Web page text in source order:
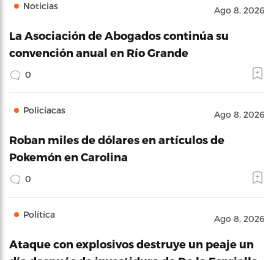
Noticias Ago 8, 2026
La Asociación de Abogados continúa su
convención anual en Río Grande
0
Policíacas Ago 8, 2026
Roban miles de dólares en artículos de
Pokemón en Carolina
0
Política Ago 8, 2026
Ataque con explosivos destruye un peaje un